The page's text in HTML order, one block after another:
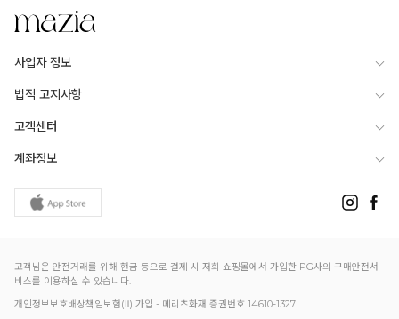
사업자 정보
법적 고지사항
고객센터
계좌정보
고객님은 안전거래를 위해 현금 등으로 결제 시 저희 쇼핑몰에서 가입한 PG사의 구매안전서
비스를 이용하실 수 있습니다.
개인정보보호배상책임보험(Ⅱ) 가입 - 메리츠화재 증권번호 14610-1327